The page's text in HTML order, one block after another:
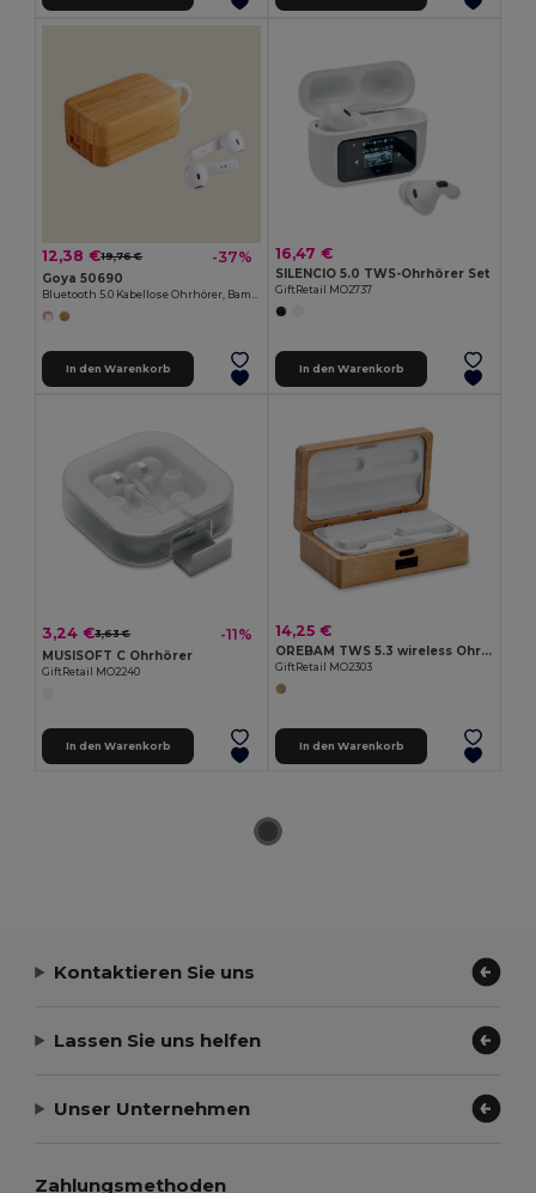
12,38 €19,76 € -37%
Goya 50690
Bluetooth 5.0 Kabellose Ohrhörer, Bambusbox, 10m PLAY
In den Warenkorb
16,47 €
SILENCIO 5.0 TWS-Ohrhörer Set
GiftRetail MO2737
In den Warenkorb
3,24 €3,63 € -11%
MUSISOFT C Ohrhörer
GiftRetail MO2240
In den Warenkorb
14,25 €
OREBAM TWS 5.3 wireless Ohrhörer-Set
GiftRetail MO2303
In den Warenkorb
Kontaktieren Sie uns
Lassen Sie uns helfen
Unser Unternehmen
Zahlungsmethoden